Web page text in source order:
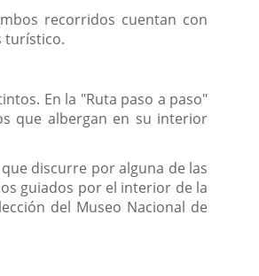
recorridos cuentan con
turístico.
En la "Ruta paso a paso"
que albergan en su interior
discurre por alguna de las
guiados por el interior de la
del Museo Nacional de